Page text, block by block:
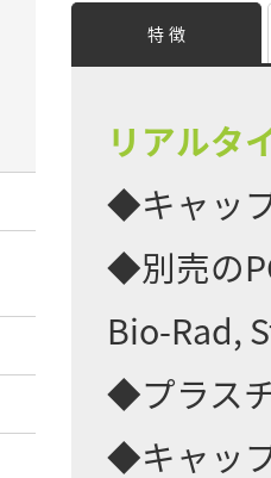
特 徴
リアルタ
◆キャッ
◆別売の
Bio-Rad,
◆プラス
◆キャッ